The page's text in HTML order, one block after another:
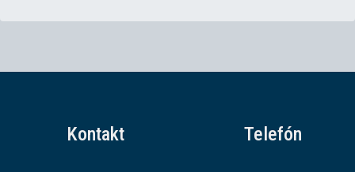
Kontakt Telefón